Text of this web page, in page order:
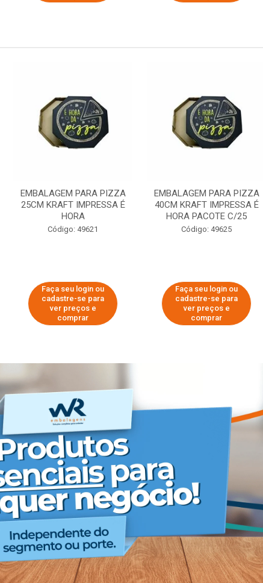
EMBALAGEM PARA PIZZA
25CM KRAFT IMPRESSA É
HORA
Código: 49621
Faça seu login ou
cadastre-se para
ver preços e
comprar
EMBALAGEM PARA PIZZA
40CM KRAFT IMPRESSA É
HORA PACOTE C/25
Código: 49625
Faça seu login ou
cadastre-se para
ver preços e
comprar